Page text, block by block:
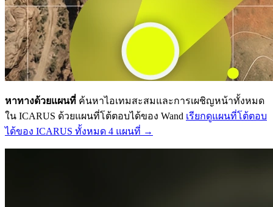
หาทางด้วยแผนที่ ค้นหาไอเทมสะสมและการเผชิญหน้าทั้งหมด
ใน ICARUS ด้วยแผนที่โต้ตอบได้ของ Wand เรียกดูแผนที่โต้ตอบ
ได้ของ ICARUS ทั้งหมด 4 แผนที่ →